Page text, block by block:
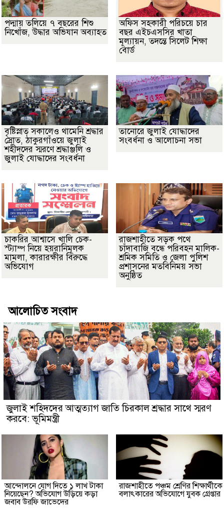
পদ্মায় তলিয়ে ৭ বছরের শিশু
নিখোঁজ, উদ্ধার অভিযান অব্যাহত
অফিস সহকারী পরিচয়ে চার
বছর এইচএসসির খাতা
মূল্যায়ন, তদন্তে সিলেট শিক্ষা
বোর্ড
বৃষ্টিস্নাত সকালেও থামেনি শ্রদ্ধার
স্রোত, ঠাকুরগাঁওয়ে জুলাই
শহীদদের স্মরণে শ্রদ্ধাঞ্জলি ও
জুলাই যোদ্ধাদের সংবর্ধনা
তানোরে জুলাই যোদ্ধাদের
সংবর্ধনা ও আলোচনা সভা
চাকরির আশ্বাসে খালি চেক-
স্ট্যাম্প নিয়ে হয়রানিমূলক
মামলা, কারারক্ষীর বিরুদ্ধে
অভিযোগ
রাজশাহীতে সড়ক পথে
চাঁদাবাজি বন্ধে পরিবহন মালিক-
শ্রমিক সমিতি ও জেলা পুলিশ
প্রশাসনের মতবিনিময় সভা
অনুষ্ঠিত
আলোচিত সংবাদ
জুলাই শহিদদের আত্মত্যাগ জাতি চিরকাল শ্রদ্ধার সাথে স্মরণ
করবে: ভূমিমন্ত্রী
আন্দোলনে যোগ দিতে ১ লাখ টাকা
নিয়েছেন? অভিযোগ উড়িয়ে কড়া
জবাব উরফি জাভেদের
রাজশাহীতে পঞ্চম শ্রেণির শিক্ষার্থীকে
বলাৎকারের অভিযোগে যুবক গ্রেপ্তার